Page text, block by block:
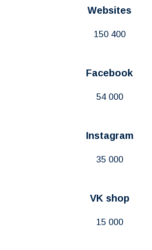
Websites
150 400
Facebook
54 000
Instagram
35 000
VK shop
15 000